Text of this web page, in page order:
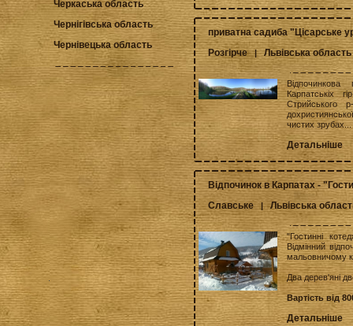
Черкаська область
Чернігівська область
Чернівецька область
приватна садиба "Цісарське
Розгірче |Львівська область
Карпатськіх
Стрийського
чистих зрубах...
Детальніше
Відпочинок в Карпатах -
Славське
|Львівська
"Гостинні
Відмінний
мальовничому
Два дерев'яні
Вартість від
Детальніше